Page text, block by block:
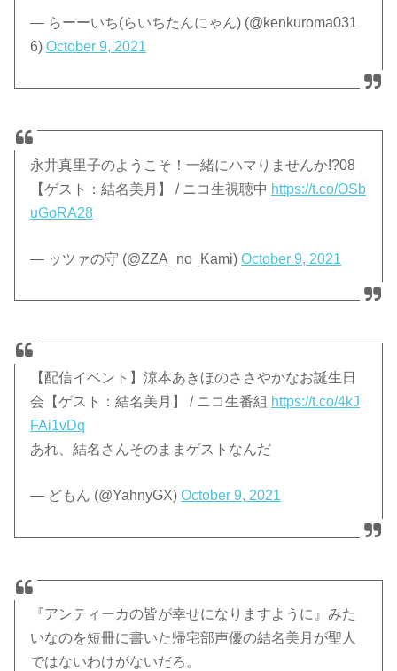
— らーーいち(らいちたんにゃん) (@kenkuroma031
6)October 9, 2021
永井真里子のようこそ！一緒にハマりませんか!?08
【ゲスト：結名美月】 / ニコ生視聴中 https://t.co/OSb
uGoRA28
— ッツァの守 (@ZZA_no_Kami)October 9, 2021
【配信イベント】涼本あきほのささやかなお誕生日
会【ゲスト：結名美月】 / ニコ生番組 https://t.co/4kJ
FAi1vDq
あれ、結名さんそのままゲストなんだ
— どもん (@YahnyGX)October 9, 2021
『アンティーカの皆が幸せになりますように』みた
いなのを短冊に書いた帰宅部声優の結名美月が聖人
ではないわけがないだろ。